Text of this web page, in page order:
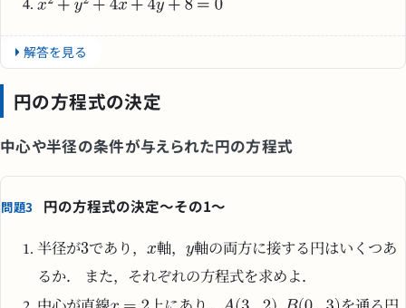
解答を見る
円の方程式の決定
中心や半径の条件が与えられた円の方程式
問題3 円の方程式の決定〜その1〜
半径が であり， 軸，
軸の両方に接する円はいくつあ
るか． また，それぞれの方程式を求めよ．